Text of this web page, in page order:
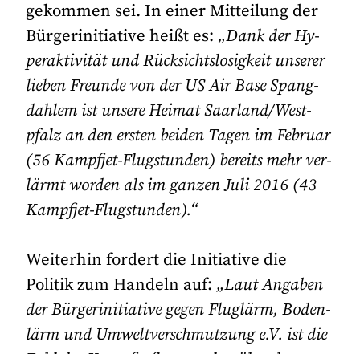
gekommen sei. In einer Mitteilung der
Bürgerinitiative heißt es: „Dank der Hy­
pe­rak­ti­vi­tät und Rück­sichts­lo­sig­keit un­se­rer
lie­ben Freun­de von der US Air Ba­se Spang­
dahlem ist un­se­re Hei­mat Saar­land/West­
pfalz an den ers­ten bei­den Ta­gen im Fe­bru­ar
(56 Kampf­jet-Flug­stun­den) be­reits mehr ver­
lärmt wor­den als im gan­zen Ju­li 2016 (43
Kampf­jet-Flug­stun­den).“
Weiterhin fordert die Initiative die
Politik zum Handeln auf: „Laut An­ga­ben
der Bür­ger­in­itia­ti­ve ge­gen Fluglärm, Bo­den­
lärm und Um­welt­ver­schmut­zung e.V. ist die